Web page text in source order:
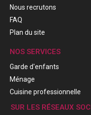
Nous recrutons
FAQ
Plan du site
NOS SERVICES
Garde d'enfants
Ménage
Cuisine professionnelle
SUR LES RÉSEAUX